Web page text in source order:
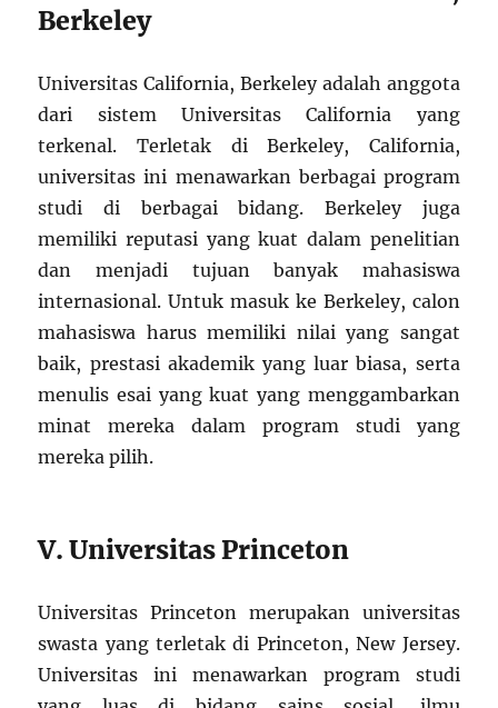
Berkeley
Universitas California, Berkeley adalah anggota
dari sistem Universitas California yang
terkenal. Terletak di Berkeley, California,
universitas ini menawarkan berbagai program
studi di berbagai bidang. Berkeley juga
memiliki reputasi yang kuat dalam penelitian
dan menjadi tujuan banyak mahasiswa
internasional. Untuk masuk ke Berkeley, calon
mahasiswa harus memiliki nilai yang sangat
baik, prestasi akademik yang luar biasa, serta
menulis esai yang kuat yang menggambarkan
minat mereka dalam program studi yang
mereka pilih.
V. Universitas Princeton
Universitas Princeton merupakan universitas
swasta yang terletak di Princeton, New Jersey.
Universitas ini menawarkan program studi